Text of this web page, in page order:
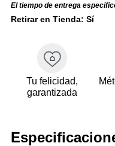
El tiempo de entrega
Retirar en Tienda: Sí
Tu felicidad,
garantizada